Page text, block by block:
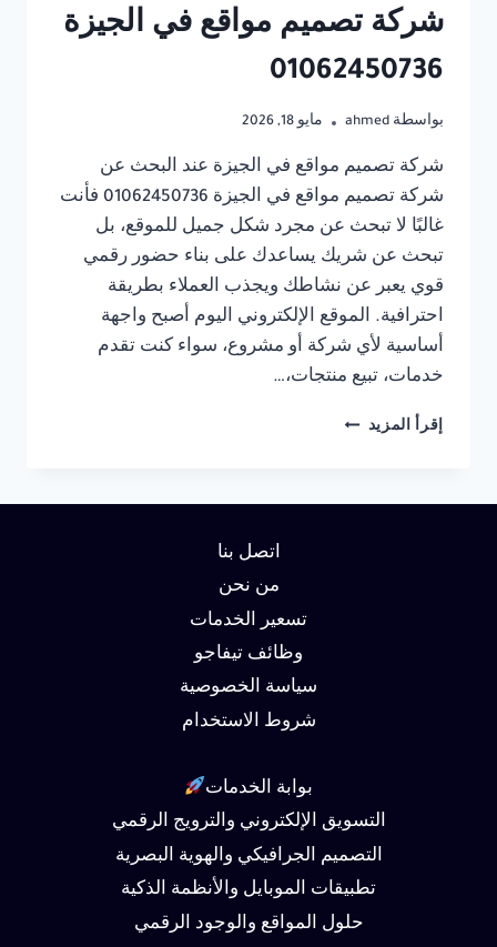
شركة تصميم مواقع في الجيزة
01062450736
بواسطة ahmed مايو 18, 2026
شركة تصميم مواقع في الجيزة عند البحث عن
شركة تصميم مواقع في الجيزة 01062450736 فأنت
غالبًا لا تبحث عن مجرد شكل جميل للموقع، بل
تبحث عن شريك يساعدك على بناء حضور رقمي
قوي يعبر عن نشاطك ويجذب العملاء بطريقة
احترافية. الموقع الإلكتروني اليوم أصبح واجهة
أساسية لأي شركة أو مشروع، سواء كنت تقدم
خدمات، تبيع منتجات،…
إقرأ المزيد شركة
اتصل بنا
من نحن
تسعير الخدمات
وظائف تيفاجو
سياسة الخصوصية
شروط الاستخدام
بوابة الخدمات
التسويق الإلكتروني والترويج الرقمي
التصميم الجرافيكي والهوية البصرية
تطبيقات الموبايل والأنظمة الذكية
حلول المواقع والوجود الرقمي